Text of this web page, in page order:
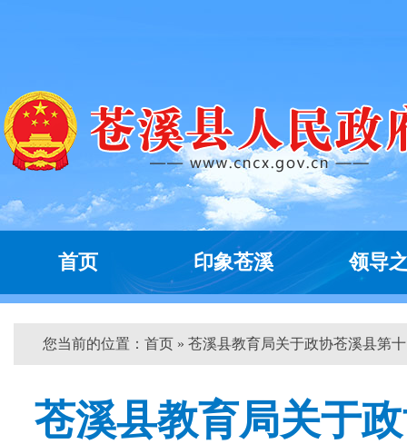
首页 印象苍溪 领导
您当前的位置： 首页 » 苍溪县教育局关于政协苍溪县第
苍溪县教育局关于